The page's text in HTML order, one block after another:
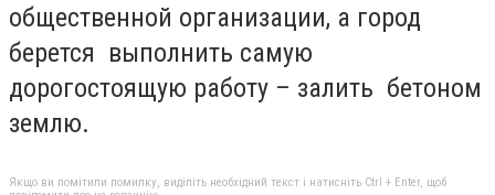
общественной организации, а город
берется выполнить самую
дорогостоящую работу – залить бетоном
землю.
Якщо ви помітили помилку, виділіть необхідний текст і натисніть Ctrl + Enter, щоб